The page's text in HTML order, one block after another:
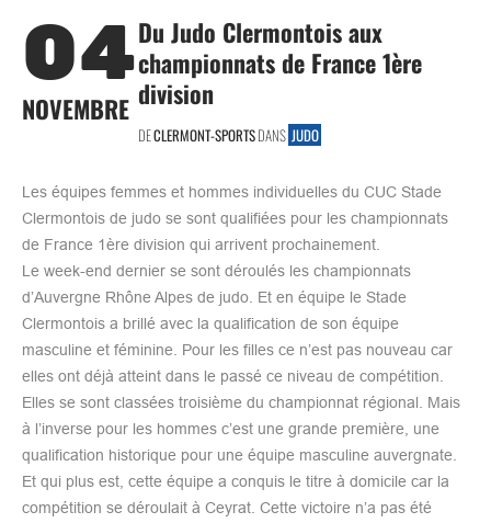
04
NOVEMBRE
Du Judo Clermontois aux
championnats de France 1ère
division
DECLERMONT-SPORTSDANS JUDO
Les équipes femmes et hommes individuelles du CUC Stade
Clermontois de judo se sont qualifiées pour les championnats
de France 1ère division qui arrivent prochainement.
Le week-end dernier se sont déroulés les championnats
d’Auvergne Rhône Alpes de judo. Et en équipe le Stade
Clermontois a brillé avec la qualification de son équipe
masculine et féminine. Pour les filles ce n’est pas nouveau car
elles ont déjà atteint dans le passé ce niveau de compétition.
Elles se sont classées troisième du championnat régional. Mais
à l’inverse pour les hommes c’est une grande première, une
qualification historique pour une équipe masculine auvergnate.
Et qui plus est, cette équipe a conquis le titre à domicile car la
compétition se déroulait à Ceyrat. Cette victoire n’a pas été